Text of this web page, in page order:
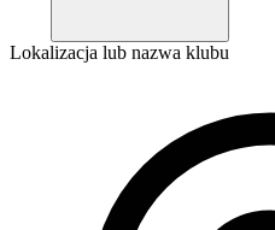
Lokalizacja lub nazwa klubu